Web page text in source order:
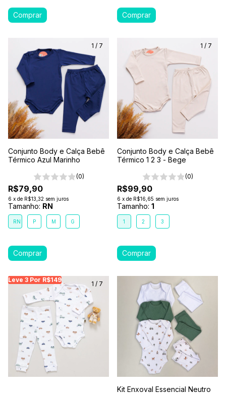
1 / 7
Conjunto Body e Calça Bebê
Térmico Azul Marinho
(0)
R$79,90
6 x de R$13,32 sem juros
Tamanho: RN
RN P M G
1 / 7
Conjunto Body e Calça Bebê
Térmico 1 2 3 - Bege
(0)
R$99,90
6 x de R$16,65 sem juros
Tamanho: 1
1 2 3
Leve 3 Por R$149
Leve 3 Por R$149 Leve 3 Por R$149
1 / 7
Kit Enxoval Essencial Neutro